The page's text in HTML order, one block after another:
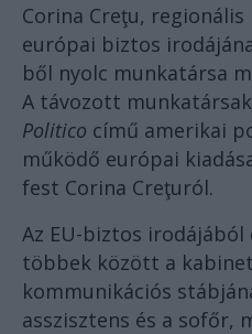
Corina Creţu,
európai biztos
ből nyolc munkatársa
A távozott
Politico című amerikai
működő európai
fest Corina Creţuról.
Az EU-biztos
többek között a
kommunikációs
asszisztens és a sofőr,